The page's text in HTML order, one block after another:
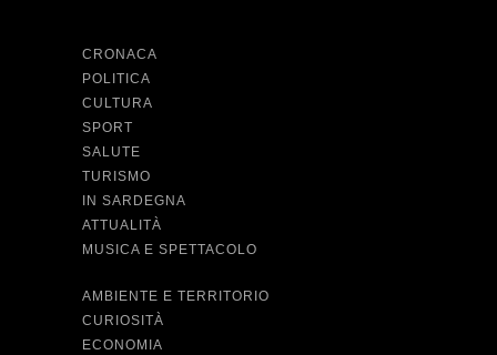
CRONACA
POLITICA
CULTURA
SPORT
SALUTE
TURISMO
IN SARDEGNA
ATTUALITÀ
MUSICA E SPETTACOLO
AMBIENTE E TERRITORIO
CURIOSITÀ
ECONOMIA